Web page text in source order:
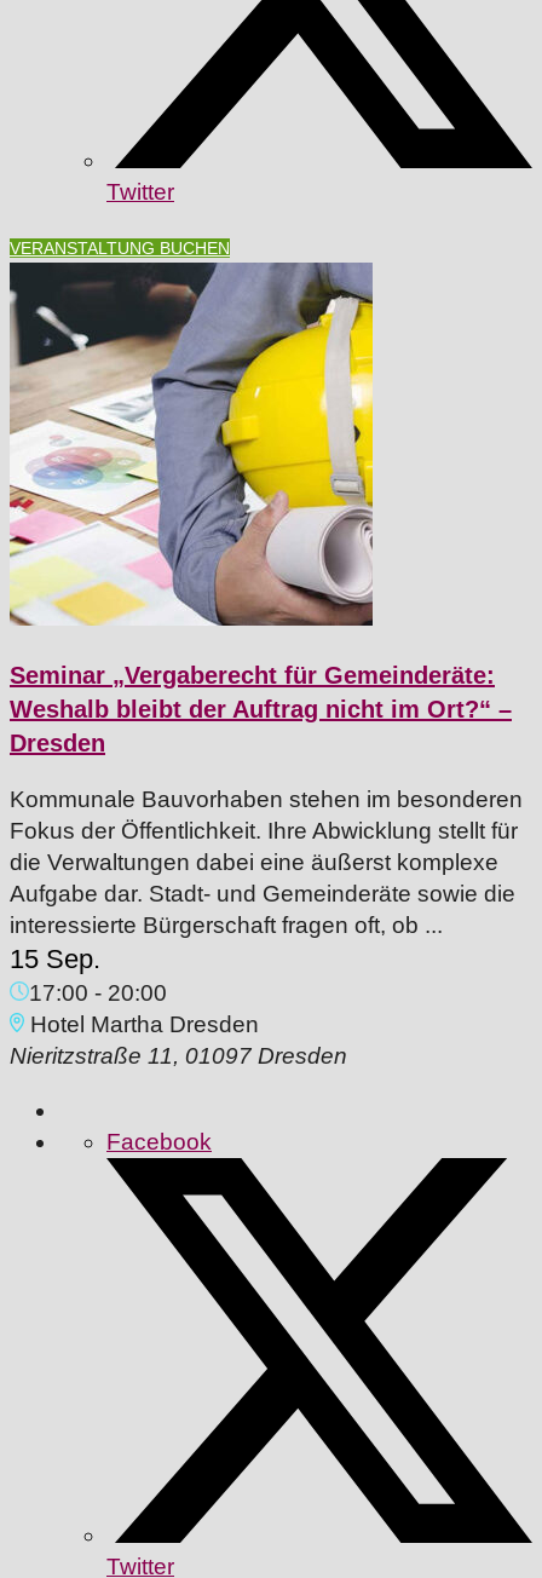
Twitter
VERANSTALTUNG BUCHEN
Seminar „Vergaberecht für Gemeinderäte:
Weshalb bleibt der Auftrag nicht im Ort?“ –
Dresden
Kommunale Bauvorhaben stehen im besonderen
Fokus der Öffentlichkeit. Ihre Abwicklung stellt für
die Verwaltungen dabei eine äußerst komplexe
Aufgabe dar. Stadt- und Gemeinderäte sowie die
interessierte Bürgerschaft fragen oft, ob ...
15 Sep.
17:00 - 20:00
Hotel Martha Dresden
Nieritzstraße 11, 01097 Dresden
Facebook
Twitter